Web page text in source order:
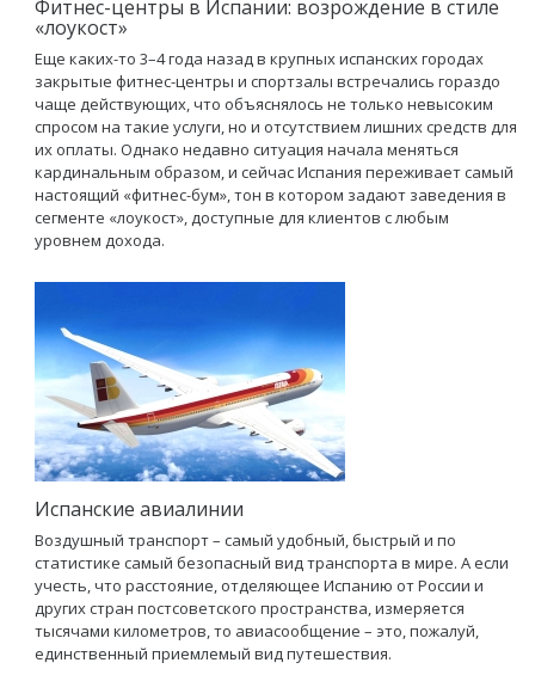
Фитнес-центры в Испании: возрождение в стиле
«лоукост»
Еще каких-то 3–4 года назад в крупных испанских городах
закрытые фитнес-центры и спортзалы встречались гораздо
чаще действующих, что объяснялось не только невысоким
спросом на такие услуги, но и отсутствием лишних средств для
их оплаты. Однако недавно ситуация начала меняться
кардинальным образом, и сейчас Испания переживает самый
настоящий «фитнес-бум», тон в котором задают заведения в
сегменте «лоукост», доступные для клиентов с любым
уровнем дохода.
Испанские авиалинии
Воздушный транспорт – самый удобный, быстрый и по
статистике самый безопасный вид транспорта в мире. А если
учесть, что расстояние, отделяющее Испанию от России и
других стран постсоветского пространства, измеряется
тысячами километров, то авиасообщение – это, пожалуй,
единственный приемлемый вид путешествия.